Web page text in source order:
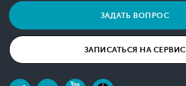
ЗАДАТЬ ВОПРОС
ЗАПИСАТЬСЯ НА СЕРВИС